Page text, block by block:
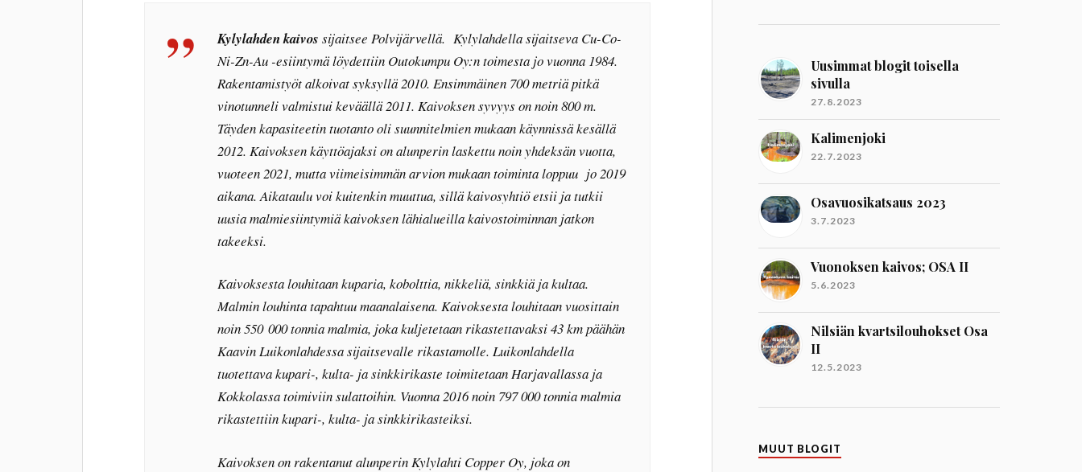
Kylylahden kaivos sijaitsee Polvijärvellä. Kylylahdella sijaitseva Cu-Co-
Ni-Zn-Au -esiintymä löydettiin Outokumpu Oy:n toimesta jo vuonna 1984.
Rakentamistyöt alkoivat syksyllä 2010. Ensimmäinen 700 metriä pitkä
vinotunneli valmistui keväällä 2011. Kaivoksen syvyys on noin 800 m.
Täyden kapasiteetin tuotanto oli suunnitelmien mukaan käynnissä kesällä
2012. Kaivoksen käyttöajaksi on alunperin laskettu noin yhdeksän vuotta,
vuoteen 2021, mutta viimeisimmän arvion mukaan toiminta loppuu jo 2019
aikana. Aikataulu voi kuitenkin muuttua, sillä kaivosyhtiö etsii ja tutkii
uusia malmiesiintymiä kaivoksen lähialueilla kaivostoiminnan jatkon
takeeksi.
Kaivoksesta louhitaan kuparia, kobolttia, nikkeliä, sinkkiä ja kultaa.
Malmin louhinta tapahtuu maanalaisena. Kaivoksesta louhitaan vuosittain
noin 550 000 tonnia malmia, joka kuljetetaan rikastettavaksi 43 km päähän
Kaavin Luikonlahdessa sijaitsevalle rikastamolle. Luikonlahdella
tuotettava kupari-, kulta- ja sinkkirikaste toimitetaan Harjavallassa ja
Kokkolassa toimiviin sulattoihin. Vuonna 2016 noin 797 000 tonnia malmia
rikastettiin kupari-, kulta- ja sinkkirikasteiksi.
Kaivoksen on rakentanut alunperin Kylylahti Copper Oy, joka on
Uusimmat blogit toisella
sivulla
27.8.2023
Kalimenjoki
22.7.2023
Osavuosikatsaus 2023
3.7.2023
Vuonoksen kaivos; OSA II
5.6.2023
Nilsiän kvartsilouhokset Osa
II
12.5.2023
MUUT BLOGIT